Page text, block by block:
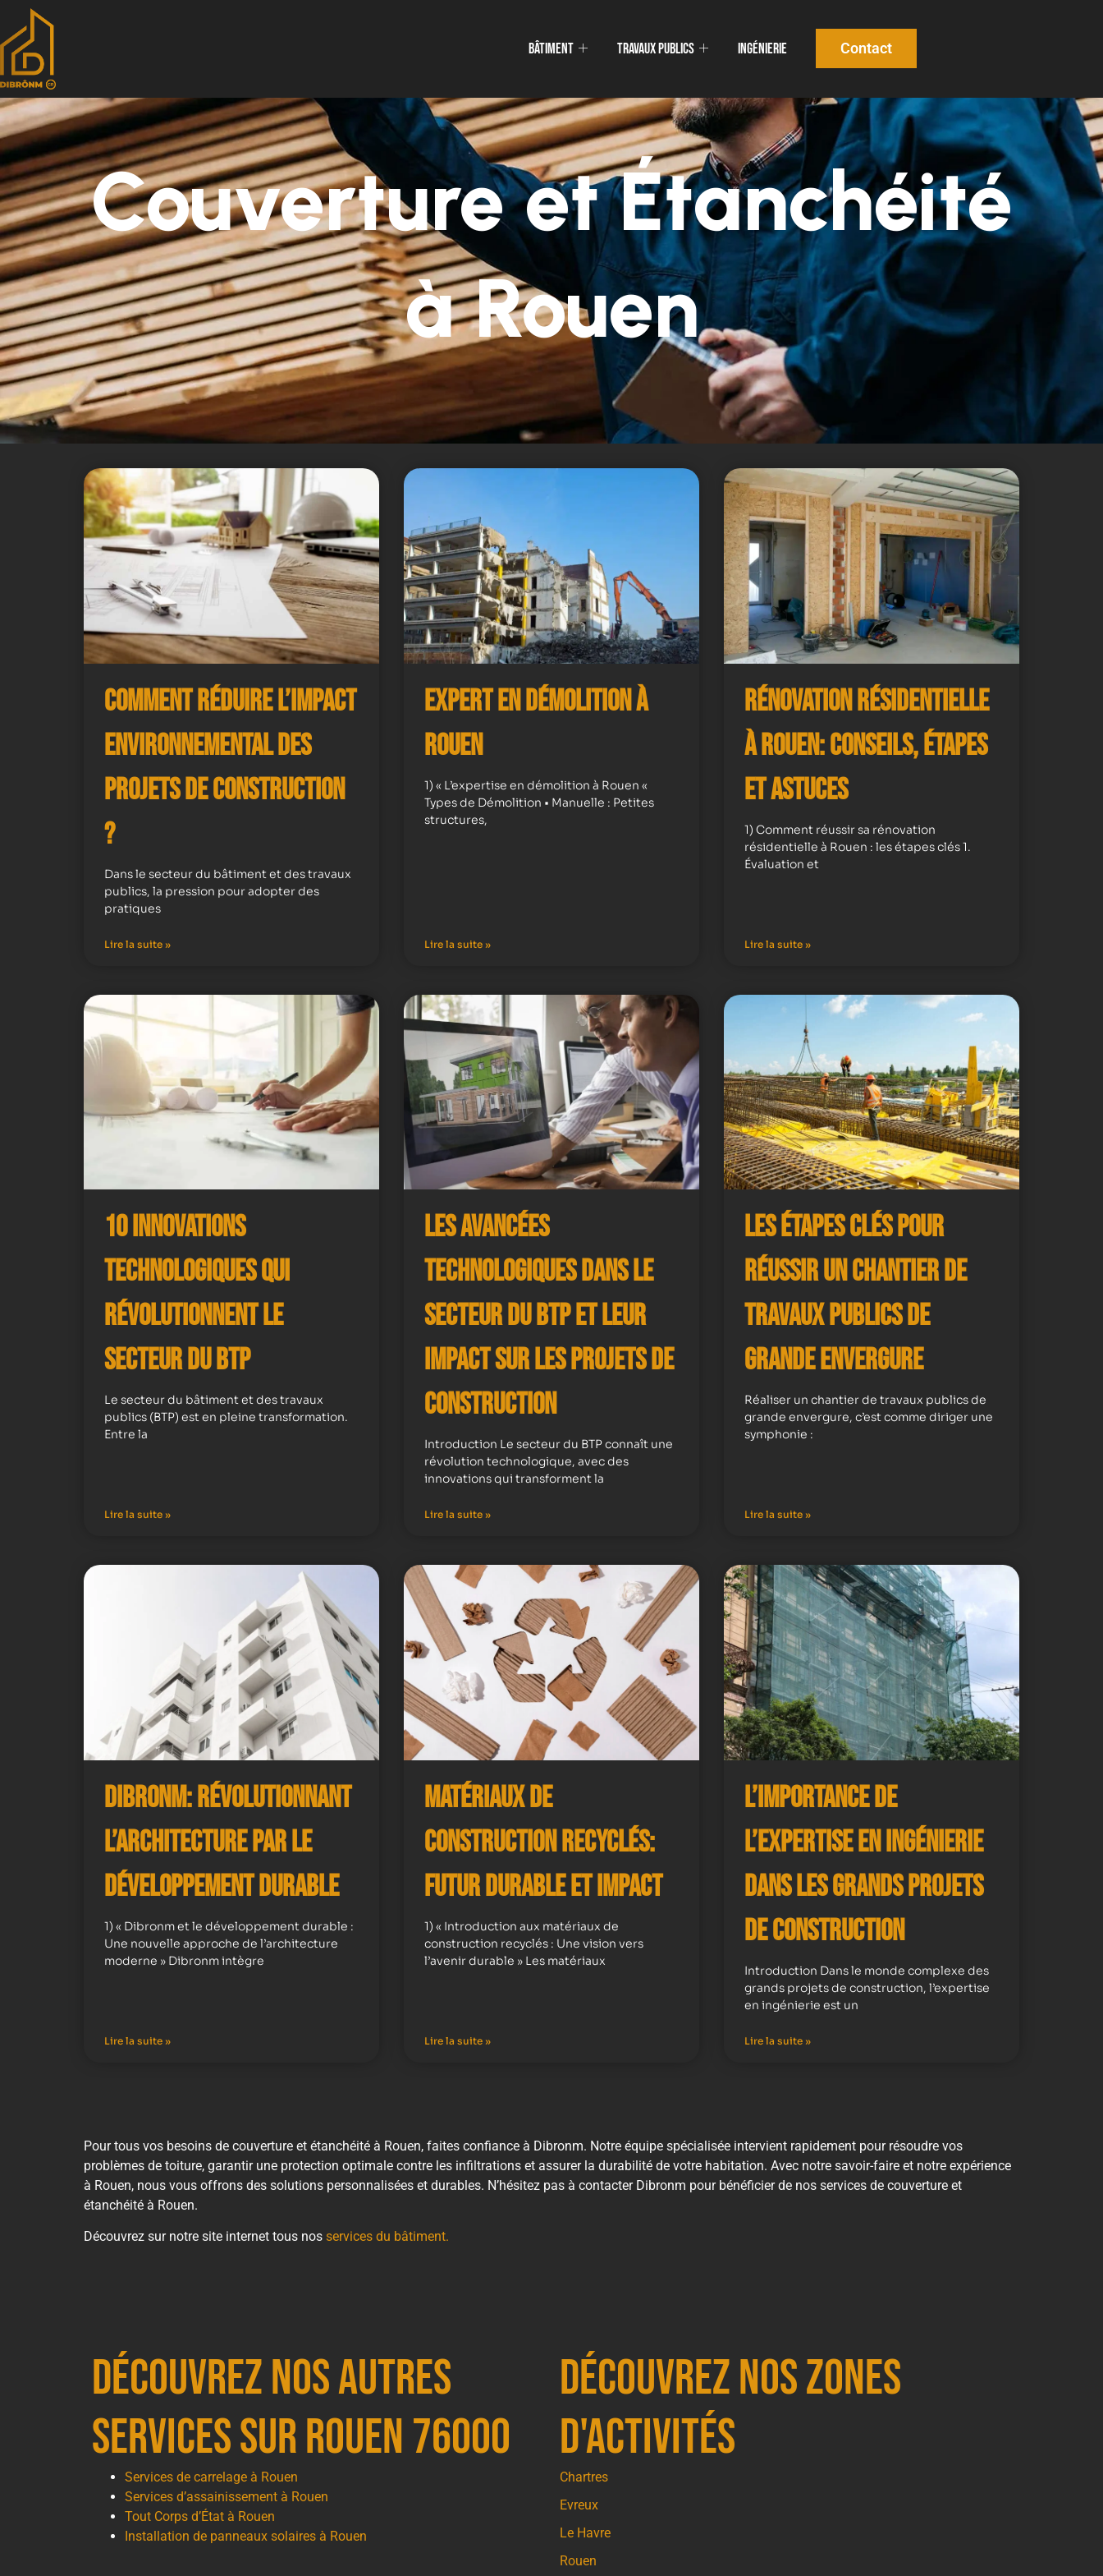
Bâtiment Travaux publics Ingénierie Contact
Couverture et Étanchéité
à Rouen
Comment Réduire l’Impact
Environnemental des
Projets de Construction
?
Dans le secteur du bâtiment et des travaux
publics, la pression pour adopter des
pratiques
Lire la suite »
Expert en démolition à
Rouen
1) « L’expertise en démolition à Rouen «
Types de Démolition • Manuelle : Petites
structures,
Lire la suite »
Rénovation résidentielle
à Rouen: Conseils, Étapes
et Astuces
1) Comment réussir sa rénovation
résidentielle à Rouen : les étapes clés 1.
Évaluation et
Lire la suite »
10 Innovations
Technologiques qui
Révolutionnent le
Secteur du BTP
Le secteur du bâtiment et des travaux
publics (BTP) est en pleine transformation.
Entre la
Lire la suite »
Les avancées
technologiques dans le
secteur du BTP et leur
impact sur les projets de
construction
Introduction Le secteur du BTP connaît une
révolution technologique, avec des
innovations qui transforment la
Lire la suite »
Les Étapes Clés pour
Réussir un Chantier de
Travaux Publics de
Grande Envergure
Réaliser un chantier de travaux publics de
grande envergure, c’est comme diriger une
symphonie :
Lire la suite »
Dibronm: Révolutionnant
l’Architecture par le
Développement Durable
1) « Dibronm et le développement durable :
Une nouvelle approche de l’architecture
moderne » Dibronm intègre
Lire la suite »
Matériaux de
Construction Recyclés:
Futur Durable et Impact
1) « Introduction aux matériaux de
construction recyclés : Une vision vers
l’avenir durable » Les matériaux
Lire la suite »
L’importance de
l’expertise en ingénierie
dans les grands projets
de construction
Introduction Dans le monde complexe des
grands projets de construction, l’expertise
en ingénierie est un
Lire la suite »
Pour tous vos besoins de couverture et étanchéité à Rouen, faites confiance à Dibronm. Notre équipe spécialisée intervient rapidement pour résoudre vos
problèmes de toiture, garantir une protection optimale contre les infiltrations et assurer la durabilité de votre habitation. Avec notre savoir-faire et notre expérience
à Rouen, nous vous offrons des solutions personnalisées et durables. N’hésitez pas à contacter Dibronm pour bénéficier de nos services de couverture et
étanchéité à Rouen.
Découvrez sur notre site internet tous nos services du bâtiment.
Découvrez nos autres
services sur Rouen 76000
Services de carrelage à Rouen
Services d’assainissement à Rouen
Tout Corps d’État à Rouen
Installation de panneaux solaires à Rouen
Découvrez nos zones
d'activités
Chartres
Evreux
Le Havre
Rouen